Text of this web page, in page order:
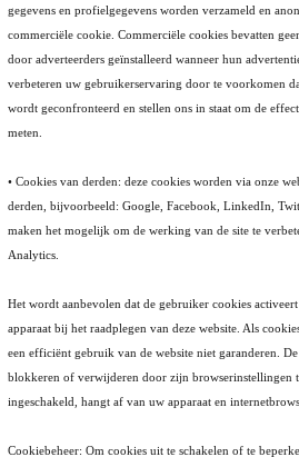
gegevens en profielgegevens worden verzameld en
commerciële cookie. Commerciële cookies bevatten
door adverteerders geïnstalleerd wanneer hun
verbeteren uw gebruikerservaring door te voorkomen
wordt geconfronteerd en stellen ons in staat om de
meten.
• Cookies van derden: deze cookies worden via onze
derden, bijvoorbeeld: Google, Facebook, LinkedIn,
maken het mogelijk om de werking van de site te
Analytics.
Het wordt aanbevolen dat de gebruiker cookies
apparaat bij het raadplegen van deze website. Als
een efficiënt gebruik van de website niet garanderen.
blokkeren of verwijderen door zijn browserinstellingen
ingeschakeld, hangt af van uw apparaat en
Cookiebeheer: Om cookies uit te schakelen of te